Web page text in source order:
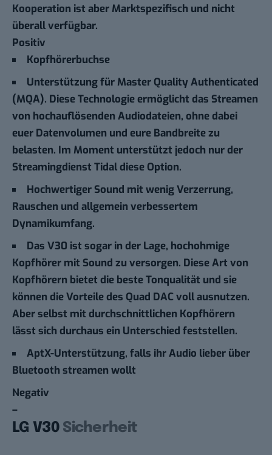
Kooperation ist aber Marktspezifisch und nicht
überall verfügbar.
Positiv
Kopfhörerbuchse
Unterstützung für Master Quality Authenticated
(MQA). Diese Technologie ermöglicht das Streamen
von hochauflösenden Audiodateien, ohne dabei
euer Datenvolumen und eure Bandbreite zu
belasten. Im Moment unterstützt jedoch nur der
Streamingdienst Tidal diese Option.
Hochwertiger Sound mit wenig Verzerrung,
Rauschen und allgemein verbessertem
Dynamikumfang.
Das V30 ist sogar in der Lage, hochohmige
Kopfhörer mit Sound zu versorgen. Diese Art von
Kopfhörern bietet die beste Tonqualität und sie
können die Vorteile des Quad DAC voll ausnutzen.
Aber selbst mit durchschnittlichen Kopfhörern
lässt sich durchaus ein Unterschied feststellen.
AptX-Unterstützung, falls ihr Audio lieber über
Bluetooth streamen wollt
Negativ
–
LG V30 Sicherheit